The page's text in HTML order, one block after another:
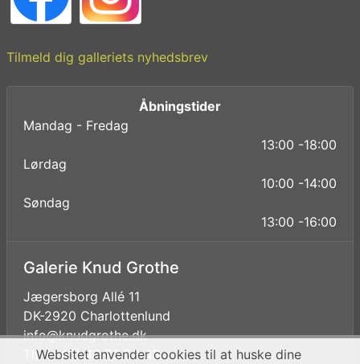
Tilmeld dig galleriets nyhedsbrev
Åbningstider
Mandag - Fredag
13:00 -18:00
Lørdag
10:00 -14:00
Søndag
13:00 -16:00
Galerie Knud Grothe
Jægersborg Allé 11
DK-2920 Charlottenlund
info@knudgrothe.dk
Tlf. (+45) 40 73 53 43
Websitet anvender cookies til at huske dine